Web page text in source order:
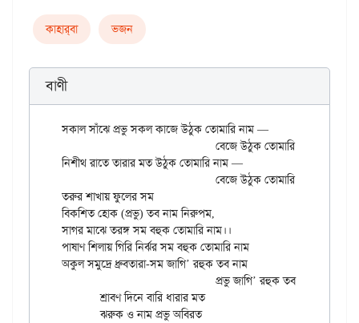
কাহার্‌বা ভজন
বাণী
সকাল সাঁঝে প্রভু সকল কাজে উঠুক তোমারি নাম —
নিশীথ রাতে তারার মত উঠুক তোমারি নাম —
তরুর শাখায় ফুলের সম
বিকশিত হোক (প্রভু) তব নাম নিরুপম,
সাগর মাঝে তরঙ্গ সম বহুক তোমারি নাম।।
পাষাণ শিলায় গিরি নির্ঝর সম বহুক তোমারি নাম
অকুল সমুদ্রে ধ্রুবতারা-সম জাগি’ রহুক তব নাম
	শ্রাবণ দিনে বারি ধারার মত
	ঝরুক ও নাম প্রভু অবিরত